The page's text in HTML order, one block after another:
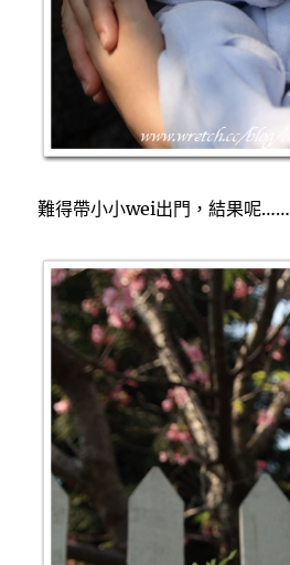
難得帶小小wei出門，結果呢……